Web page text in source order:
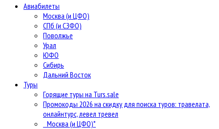
Авиабилеты
Москва (и ЦФО)
СПб (и СЗФО)
Поволжье
Урал
ЮФО
Сибирь
Дальний Восток
Туры
Горящие туры на Turs.sale
Промокоды 2026 на скидку для поиска туров: травелата,
онлайнтурс, левел тревел
Москва (и ЦФО)*